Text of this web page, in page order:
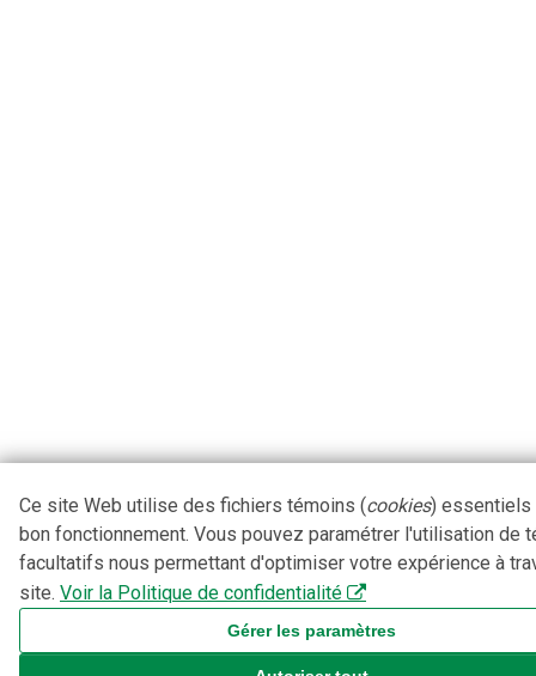
Ce site Web utilise des fichiers témoins (cookies) essentiels
bon fonctionnement. Vous pouvez paramétrer l'utilisation de
facultatifs nous permettant d'optimiser votre expérience à
site. Voir la Politique de confidentialité
Gérer les paramètres